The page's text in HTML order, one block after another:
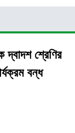
শ্রেণির
বন্ধ